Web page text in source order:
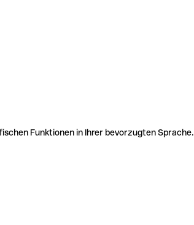
Funktionen in Ihrer bevorzugten Sprache.